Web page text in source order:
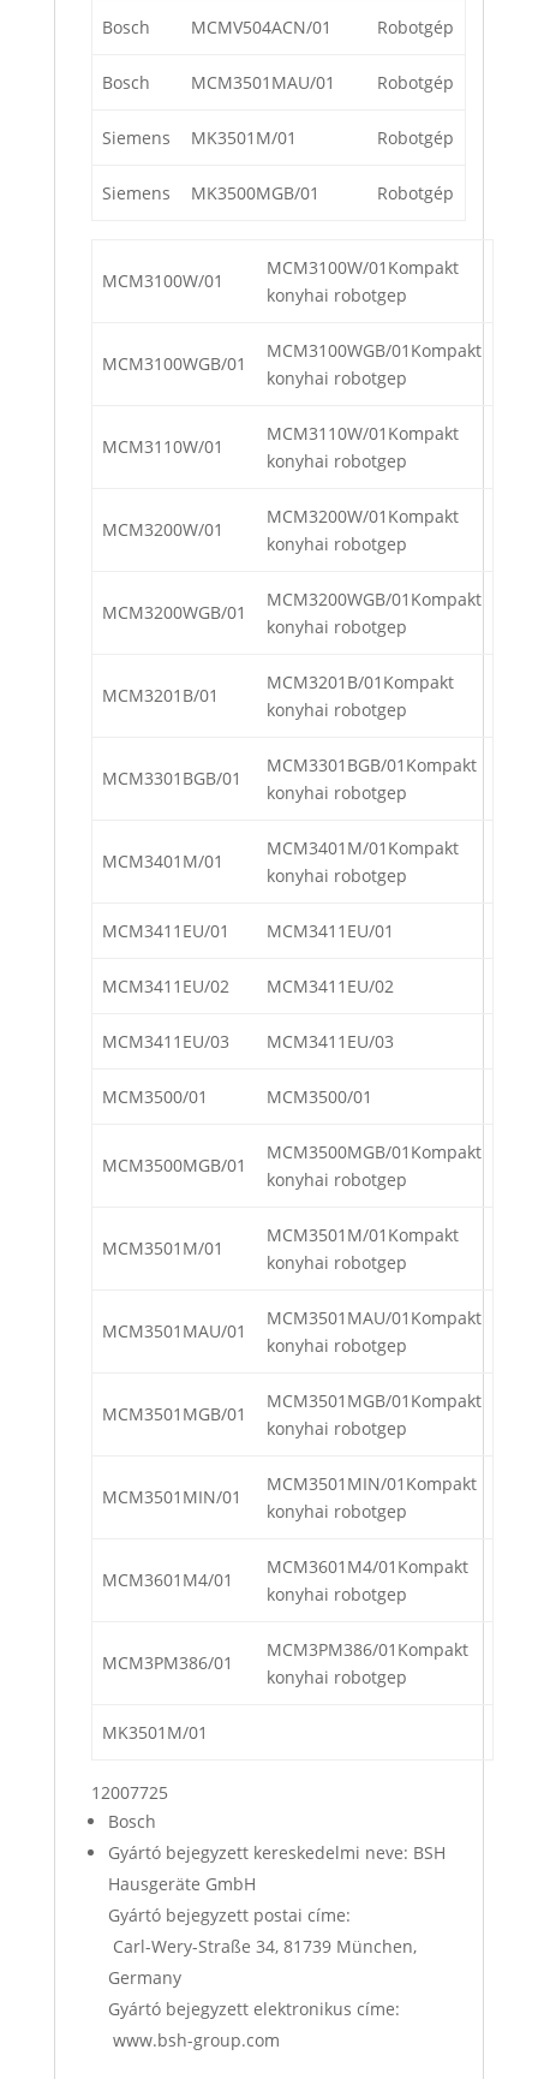
Bosch MCMV504ACN/01 Robotgép
Bosch MCM3501MAU/01 Robotgép
Siemens MK3501M/01 Robotgép
Siemens MK3500MGB/01 Robotgép
MCM3100W/01
MCM3100W/01Kompakt
konyhai robotgep
MCM3100WGB/01
MCM3100WGB/01Kompakt
konyhai robotgep
MCM3110W/01
MCM3110W/01Kompakt
konyhai robotgep
MCM3200W/01
MCM3200W/01Kompakt
konyhai robotgep
MCM3200WGB/01
MCM3200WGB/01Kompakt
konyhai robotgep
MCM3201B/01
MCM3201B/01Kompakt
konyhai robotgep
MCM3301BGB/01
MCM3301BGB/01Kompakt
konyhai robotgep
MCM3401M/01
MCM3401M/01Kompakt
konyhai robotgep
MCM3411EU/01 MCM3411EU/01
MCM3411EU/02 MCM3411EU/02
MCM3411EU/03 MCM3411EU/03
MCM3500/01 MCM3500/01
MCM3500MGB/01
MCM3500MGB/01Kompakt
konyhai robotgep
MCM3501M/01
MCM3501M/01Kompakt
konyhai robotgep
MCM3501MAU/01
MCM3501MAU/01Kompakt
konyhai robotgep
MCM3501MGB/01
MCM3501MGB/01Kompakt
konyhai robotgep
MCM3501MIN/01
MCM3501MIN/01Kompakt
konyhai robotgep
MCM3601M4/01
MCM3601M4/01Kompakt
konyhai robotgep
MCM3PM386/01
MCM3PM386/01Kompakt
konyhai robotgep
MK3501M/01
12007725
Bosch
Gyártó bejegyzett kereskedelmi neve: BSH
Hausgeräte GmbH
Gyártó bejegyzett postai címe:
Carl-Wery-Straße 34, 81739 München,
Germany
Gyártó bejegyzett elektronikus címe:
www.bsh-group.com